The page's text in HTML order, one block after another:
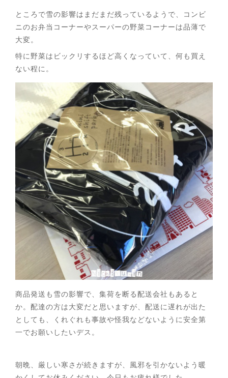
ところで雪の影響はまだまだ残っているようで、コンビ
ニのお弁当コーナーやスーパーの野菜コーナーは品薄で
大変。
特に野菜はビックリするほど高くなっていて、何も買え
ない程に。
商品発送も雪の影響で、集荷を断る配送会社もあると
か。配達の方は大変だと思いますが、配送に遅れが出た
としても、くれぐれも事故や怪我などないように安全第
一でお願いしたいデス。
朝晩、厳しい寒さが続きますが、風邪を引かないよう暖